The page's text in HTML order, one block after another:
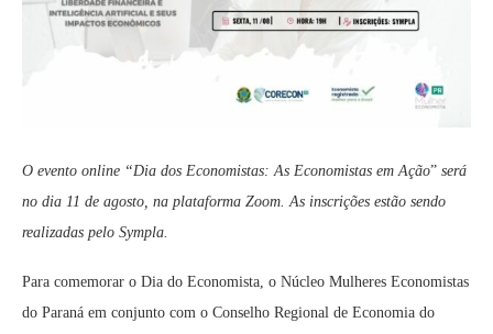
O evento online “Dia dos Economistas: As Economistas em Ação” será
no dia 11 de agosto, na plataforma Zoom. As inscrições estão sendo
realizadas pelo Sympla.
Para comemorar o Dia do Economista, o Núcleo Mulheres Economistas
do Paraná em conjunto com o Conselho Regional de Economia do